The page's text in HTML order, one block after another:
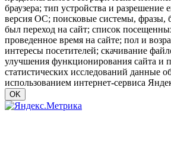
браузера; тип устройства и разрешение
версия ОС; поисковые системы, фразы,
был переход на сайт; список
проведенное время на сайте; пол и
интересы посетителей; скачивание
улучшения функционирования сайта и
статистических исследований данные
использованием интернет-сервиса
OK